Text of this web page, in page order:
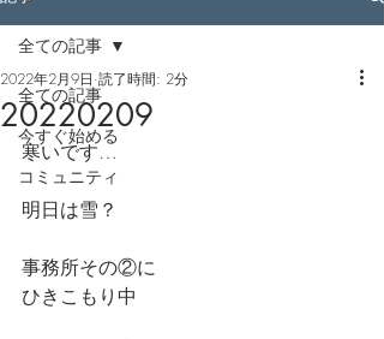
全ての記事
今すぐ始める
コミュニティ
全ての記事
20220209
2022年2月9日 読了時間: 2分
寒いです…
明日は雪？
事務所その②に
ひきこもり中